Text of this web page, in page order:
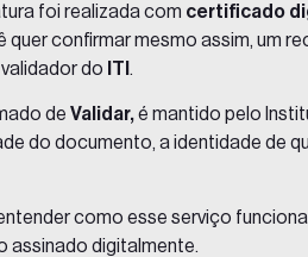
foi realizada com certificado
quer confirmar mesmo assim, um
do ITI .
de Validar,é mantido pelo
do documento, a identidade de
como esse serviço
assinado digitalmente.